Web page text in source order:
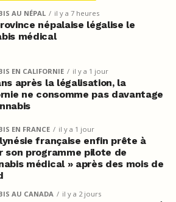
AU NÉPAL il y a 7 heures
népalaise légalise le
médical
EN CALIFORNIE il y a 1 jour
après la légalisation, la
ne consomme pas davantage
EN FRANCE il y a 1 jour
française enfin prête à
son programme pilote de
médical » après des mois de
AU CANADA il y a 2 jours